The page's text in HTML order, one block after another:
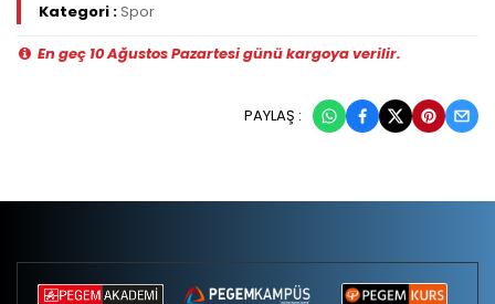
Kategori :Spor
En geç 10 Ağustos Pazartesi günü kargoya verilir.
PAYLAŞ :